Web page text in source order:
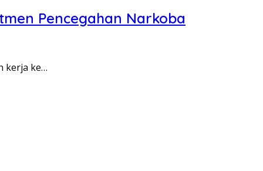
Pencegahan Narkoba
kerja ke…